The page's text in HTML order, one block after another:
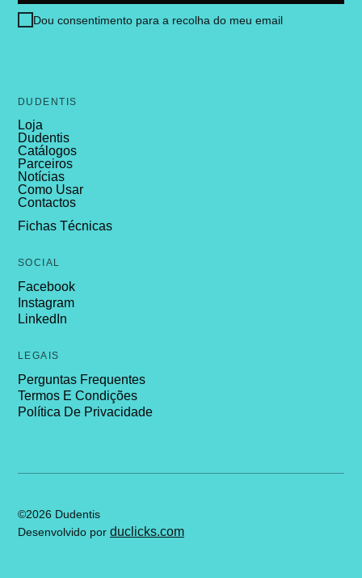
Dou consentimento para a recolha do meu email
DUDENTIS
Loja
Dudentis
Catálogos
Parceiros
Notícias
Como Usar
Contactos
Fichas Técnicas
SOCIAL
Facebook
Instagram
LinkedIn
LEGAIS
Perguntas Frequentes
Termos E Condições
Política De Privacidade
©2026 Dudentis
Desenvolvido por duclicks.com